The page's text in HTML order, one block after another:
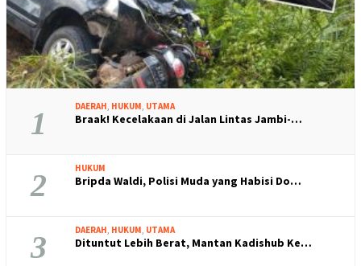
1 DAERAH HUKUM UTAMA
Braak! Kecelakaan di Jalan Lintas Jambi-…
2 HUKUM
Bripda Waldi, Polisi Muda yang Habisi Do…
3 DAERAH HUKUM UTAMA
Dituntut Lebih Berat, Mantan Kadishub Ke…